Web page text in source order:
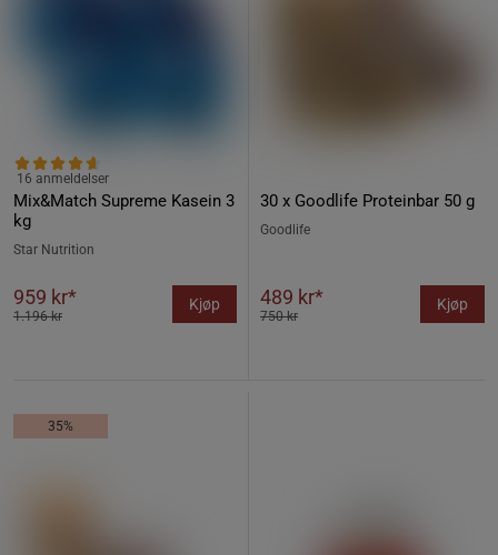
Mix&Match Supreme Kasein 3
kg
16 anmeldelser
Star Nutrition
959 kr*
1.196 kr
Kjøp
30 x Goodlife Proteinbar 50 g
Goodlife
489 kr*
750 kr
Kjøp
35%